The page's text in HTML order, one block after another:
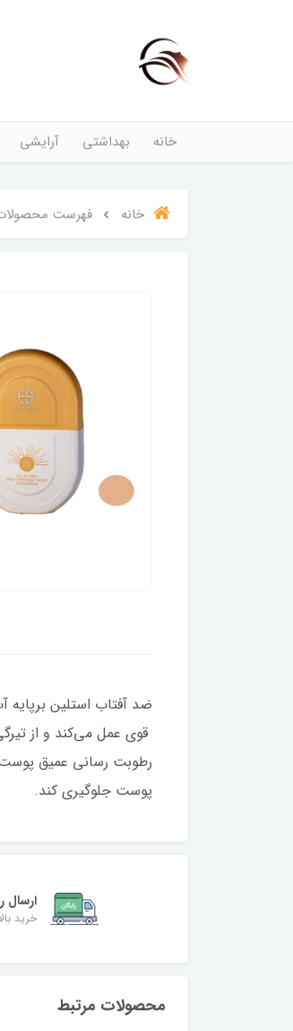
خانه بهداشتی آرایشی
خانه فهرست
قوی عمل می‌کند و از
رطوبت رسانی عمیق پوست
پوست جلوگیری کند.
ارسال
خرید بالای ۳
محصولات مرتبط